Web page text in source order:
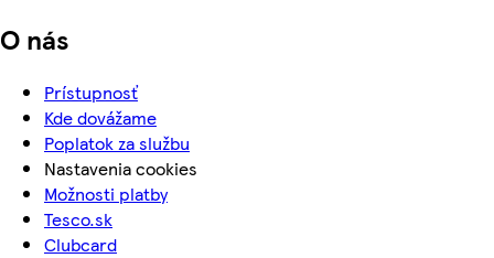
O nás
Prístupnosť
Kde dovážame
Poplatok za službu
Nastavenia cookies
Možnosti platby
Tesco.sk
Clubcard